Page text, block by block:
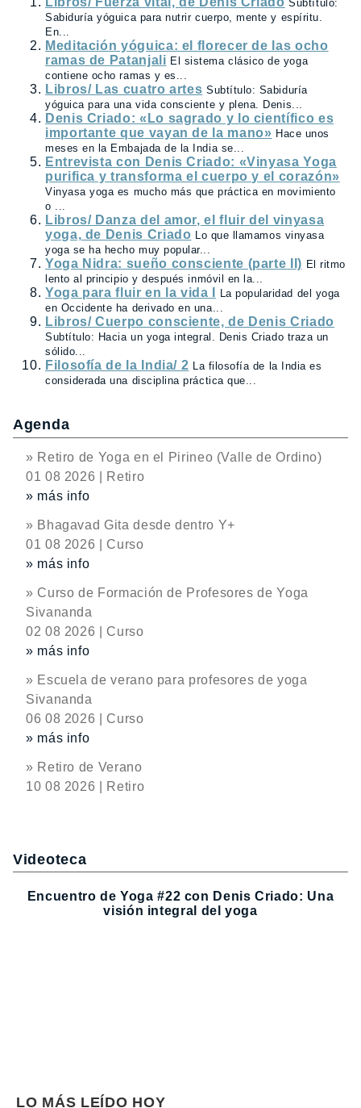
Subtítulo:
Sabiduría yóguica para nutrir cuerpo, mente y espíritu.
En...
Meditación yóguica: el florecer de las ocho
ramas de Patanjali El sistema clásico de yoga
contiene ocho ramas y es...
Libros/ Las cuatro artes Subtítulo: Sabiduría
yóguica para una vida consciente y plena. Denis...
Denis Criado: «Lo sagrado y lo científico es
importante que vayan de la mano» Hace unos
meses en la Embajada de la India se...
Entrevista con Denis Criado: «Vinyasa Yoga
purifica y transforma el cuerpo y el corazón»
Vinyasa yoga es mucho más que práctica en movimiento
o ...
Libros/ Danza del amor, el fluir del vinyasa
yoga, de Denis Criado
Lo que llamamos vinyasa
yoga se ha hecho muy popular...
Yoga Nidra: sueño consciente (parte II) El ritmo
lento al principio y después inmóvil en la...
Yoga para fluir en la vida I
La popularidad del yoga
en Occidente ha derivado en una...
Libros/ Cuerpo consciente, de Denis Criado
Subtítulo: Hacia un yoga integral. Denis Criado traza un
sólido...
Filosofía de la India/ 2
La filosofía de la India es
considerada una disciplina práctica que...
Agenda
» Retiro de Yoga en el Pirineo (Valle de Ordino)
01 08 2026 | Retiro
» más info
» Bhagavad Gita desde dentro Y+
01 08 2026 | Curso
» más info
» Curso de Formación de Profesores de Yoga
Sivananda
02 08 2026 | Curso
» más info
» Escuela de verano para profesores de yoga
Sivananda
06 08 2026 | Curso
» más info
» Retiro de Verano
10 08 2026 | Retiro
Videoteca
Encuentro de Yoga #22 con Denis Criado: Una
visión integral del yoga
LO MÁS LEÍDO HOY